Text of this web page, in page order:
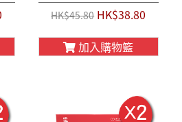
HK$45.80HK$38.80
加入購物籃